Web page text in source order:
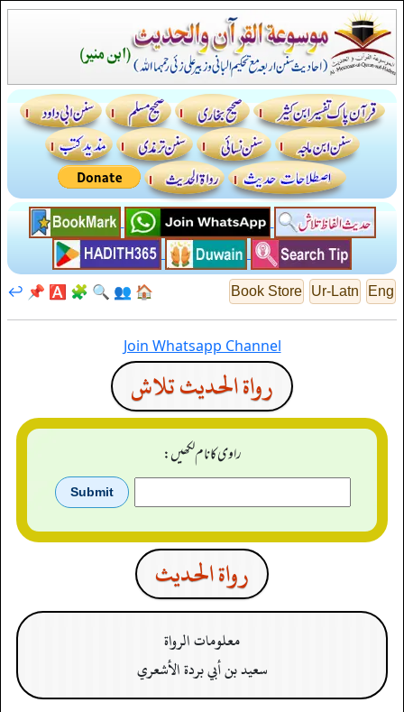
Eng
Ur-Latn
Book Store
🏠
👥
🔍
🧩
🅰️
📌
↩️
Join Whatsapp Channel
رواة الحديث تلاش
راوی کا نام لکھیں:
رواة الحدیث
معلومات الرواة
سعيد بن أبي بردة الأشعري